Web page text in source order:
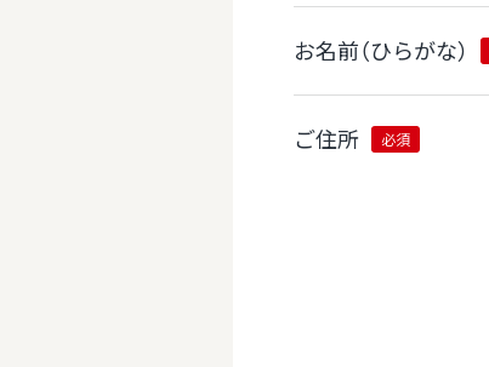
お名前（ひらがな）
ご住所 必須